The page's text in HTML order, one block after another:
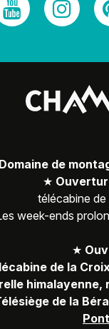
Domaine de
★
télécabine
week-ends
★
de la
de la